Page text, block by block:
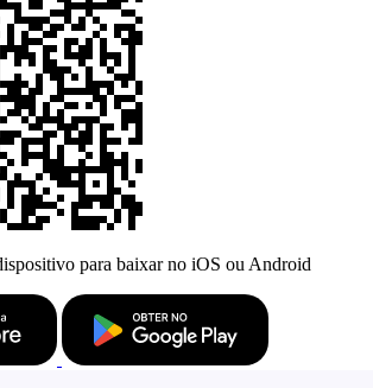
para baixar no iOS ou Android